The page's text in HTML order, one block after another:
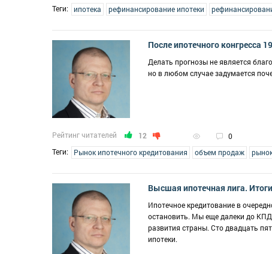
Теги:
ипотека рефинансирование ипотеки
После ипотечного конгресса
Делать прогнозы не является
но в любом случае задумается
Рейтинг читателей 12 0
Теги:
Рынок ипотечного кредитования объем продаж
Высшая ипотечная лига.
Ипотечное кредитование в
остановить. Мы еще далеки до КПД
развития страны. Сто двадцать
ипотеки.